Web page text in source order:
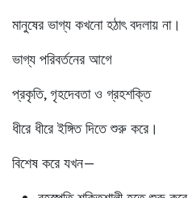
মানুষের ভাগ্য কখনো হঠাৎ বদলায় না।
ভাগ্য পরিবর্তনের আগে
প্রকৃতি, গৃহদেবতা ও গ্রহশক্তি
ধীরে ধীরে ইঙ্গিত দিতে শুরু করে।
বিশেষ করে যখন—